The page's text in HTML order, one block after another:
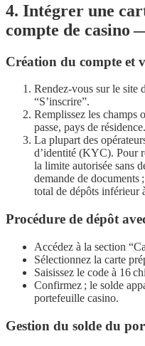
4. Intégrer une
compte de casino
Création du compte et
Rendez‑vous sur le site
“S’inscrire”.
Remplissez les champs
passe, pays de résidence.
La plupart des
d’identité (KYC). Pour
la limite autorisée sans
demande de documents
total de dépôts inférieur
Procédure de dépôt
Accédez à la section
Sélectionnez la carte
Saisissez le code à 16
Confirmez ; le solde
portefeuille casino.
Gestion du solde du